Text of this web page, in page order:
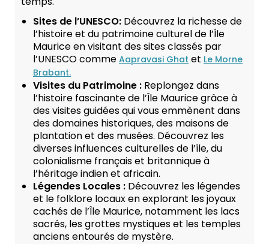
Sites de l’UNESCO: Découvrez la richesse de
l’histoire et du patrimoine culturel de l’Île
Maurice en visitant des sites classés par
l’UNESCO comme Aapravasi Ghat et Le Morne
Brabant.
Visites du Patrimoine : Replongez dans
l’histoire fascinante de l’Île Maurice grâce à
des visites guidées qui vous emmènent dans
des domaines historiques, des maisons de
plantation et des musées. Découvrez les
diverses influences culturelles de l’île, du
colonialisme français et britannique à
l’héritage indien et africain.
Légendes Locales : Découvrez les légendes
et le folklore locaux en explorant les joyaux
cachés de l’Île Maurice, notamment les lacs
sacrés, les grottes mystiques et les temples
anciens entourés de mystère.